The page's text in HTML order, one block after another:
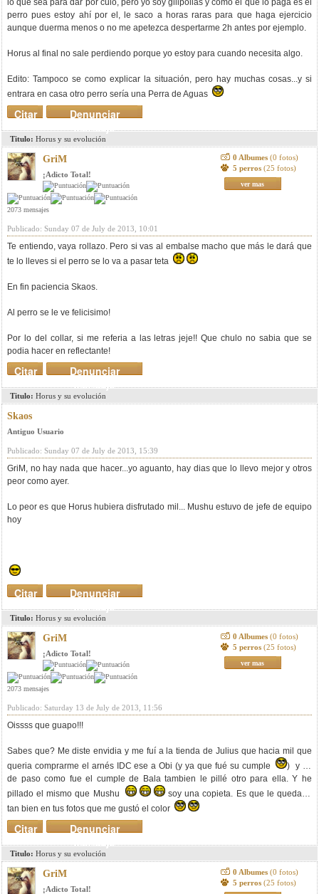
lo que sea para dar por culo, pero yo soy gilipollas y como el que lo paga es el
perro pues estoy ahí por el, le saco a horas raras para que haga ejercicio
aunque duerma menos o no me apetezca despertarme 2h antes por ejemplo.
Horus al final no sale perdiendo porque yo estoy para cuando necesita algo.
Edito: Tampoco se como explicar la situación, pero hay muchas cosas...y si
entrara en casa otro perro sería una Perra de Aguas
Denunciar
mensaje
Citar
Titulo: Horus y su evolución
GriM
¡Adicto Total!
2073 mensajes
0 Albumes (0 fotos)
5 perros (25 fotos)
ver mas
Publicado: Sunday 07 de July de 2013, 10:01
Te entiendo, vaya rollazo. Pero si vas al embalse macho que más le dará que
te lo lleves si el perro se lo va a pasar teta
En fin paciencia Skaos.
Al perro se le ve felicisimo!
Por lo del collar, si me referia a las letras jeje!! Que chulo no sabia que se
podia hacer en reflectante!
Denunciar
mensaje
Citar
Titulo: Horus y su evolución
Skaos
Antiguo Usuario
Publicado: Sunday 07 de July de 2013, 15:39
GriM, no hay nada que hacer...yo aguanto, hay dias que lo llevo mejor y otros
peor como ayer.
Lo peor es que Horus hubiera disfrutado mil... Mushu estuvo de jefe de equipo
hoy
Denunciar
mensaje
Citar
Titulo: Horus y su evolución
GriM
¡Adicto Total!
2073 mensajes
0 Albumes (0 fotos)
5 perros (25 fotos)
ver mas
Publicado: Saturday 13 de July de 2013, 11:56
Oissss que guapo!!!
Sabes que? Me diste envidia y me fuí a la tienda de Julius que hacia mil que
queria comprarme el arnés IDC ese a Obi (y ya que fué su cumple
) y ya
de paso como fue el cumple de Bala tambien le pillé otro para ella. Y he
pillado el mismo que Mushu
soy una copieta. Es que le quedaba
tan bien en tus fotos que me gustó el color
Denunciar
mensaje
Citar
Titulo: Horus y su evolución
GriM
¡Adicto Total!
0 Albumes (0 fotos)
5 perros (25 fotos)